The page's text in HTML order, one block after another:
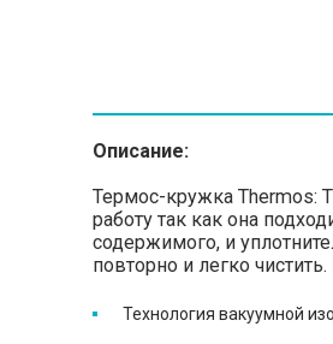
Описание:
Термос-кружка Thermos:
работу так как она
содержимого, и
повторно и легко
Технология вакуумной